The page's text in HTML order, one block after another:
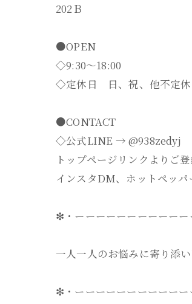
202Ｂ
●OPEN
◇9:30～18:00
◇定休日 日、祝、他不定休
●CONTACT
◇公式LINE → @938zedyj
トップページリンクよりご登
インスタDM、ホットペッパ
❇・ーーーーーーーーーー
一人一人のお悩みに寄り添
❇・ーーーーーーーーーー